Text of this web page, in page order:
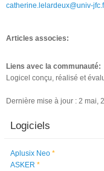
catherine.lelardeux@univ-
Articles associes:
Liens avec la communauté:
Logicel conçu, réalisé et
Dernière mise à jour : 2 mai,
Logiciels
Aplusix Neo *
ASKER *